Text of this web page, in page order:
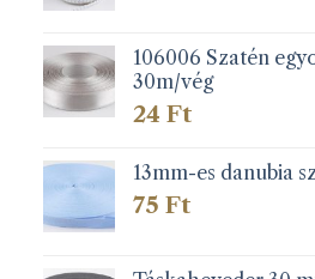
106006 Szatén
30m/vég
24 Ft
13mm-es danubia
75 Ft